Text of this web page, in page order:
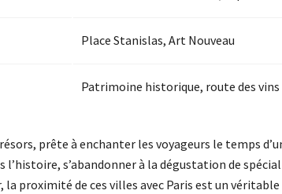
Place Stanislas, Art Nouveau
Patrimoine historique, route des vins
prête à enchanter les voyageurs le temps
l’histoire, s’abandonner à la dégustation de
proximité de ces villes avec Paris est un